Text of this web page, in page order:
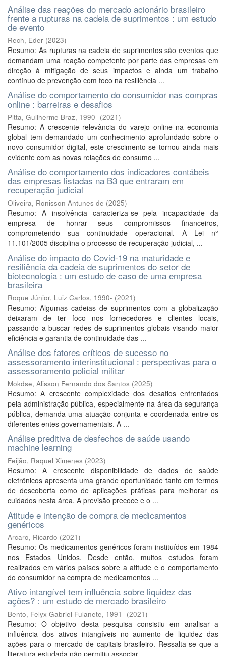
Análise das reações do mercado acionário brasileiro
frente a rupturas na cadeia de suprimentos : um estudo
de evento
Rech, Eder (2023)
Resumo: As rupturas na cadeia de suprimentos são eventos que
demandam uma reação competente por parte das empresas em
direção à mitigação de seus impactos e ainda um trabalho
contínuo de prevenção com foco na resiliência ...
Análise do comportamento do consumidor nas compras
online : barreiras e desafios
Pitta, Guilherme Braz, 1990- (2021)
Resumo: A crescente relevância do varejo online na economia
global tem demandado um conhecimento aprofundado sobre o
novo consumidor digital, este crescimento se tornou ainda mais
evidente com as novas relações de consumo ...
Análise do comportamento dos indicadores contábeis
das empresas listadas na B3 que entraram em
recuperação judicial
Oliveira, Ronisson Antunes de (2025)
Resumo: A insolvência caracteriza-se pela incapacidade da
empresa de honrar seus compromissos financeiros,
comprometendo sua continuidade operacional. A Lei n°
11.101/2005 disciplina o processo de recuperação judicial, ...
Análise do impacto do Covid-19 na maturidade e
resiliência da cadeia de suprimentos do setor de
biotecnologia : um estudo de caso de uma empresa
brasileira
Roque Júnior, Luiz Carlos, 1990- (2021)
Resumo: Algumas cadeias de suprimentos com a globalização
deixaram de ter foco nos fornecedores e clientes locais,
passando a buscar redes de suprimentos globais visando maior
eficiência e garantia de continuidade das ...
Análise dos fatores críticos de sucesso no
assessoramento interinstitucional : perspectivas para o
assessoramento policial militar
Mokdse, Alisson Fernando dos Santos (2025)
Resumo: A crescente complexidade dos desafios enfrentados
pela administração pública, especialmente na área da segurança
pública, demanda uma atuação conjunta e coordenada entre os
diferentes entes governamentais. A ...
Análise preditiva de desfechos de saúde usando
machine learning
Feijão, Raquel Ximenes (2023)
Resumo: A crescente disponibilidade de dados de saúde
eletrônicos apresenta uma grande oportunidade tanto em termos
de descoberta como de aplicações práticas para melhorar os
cuidados nesta área. A previsão precoce e o ...
Atitude e intenção de compra de medicamentos
genéricos
Arcaro, Ricardo (2021)
Resumo: Os medicamentos genéricos foram instituídos em 1984
nos Estados Unidos. Desde então, muitos estudos foram
realizados em vários países sobre a atitude e o comportamento
do consumidor na compra de medicamentos ...
Ativo intangível tem influência sobre liquidez das
ações? : um estudo de mercado brasileiro
Bento, Felyx Gabriel Fulanete, 1991- (2021)
Resumo: O objetivo desta pesquisa consistiu em analisar a
influência dos ativos intangíveis no aumento de liquidez das
ações para o mercado de capitais brasileiro. Ressalta-se que a
literatura estudada não permitiu associar ...